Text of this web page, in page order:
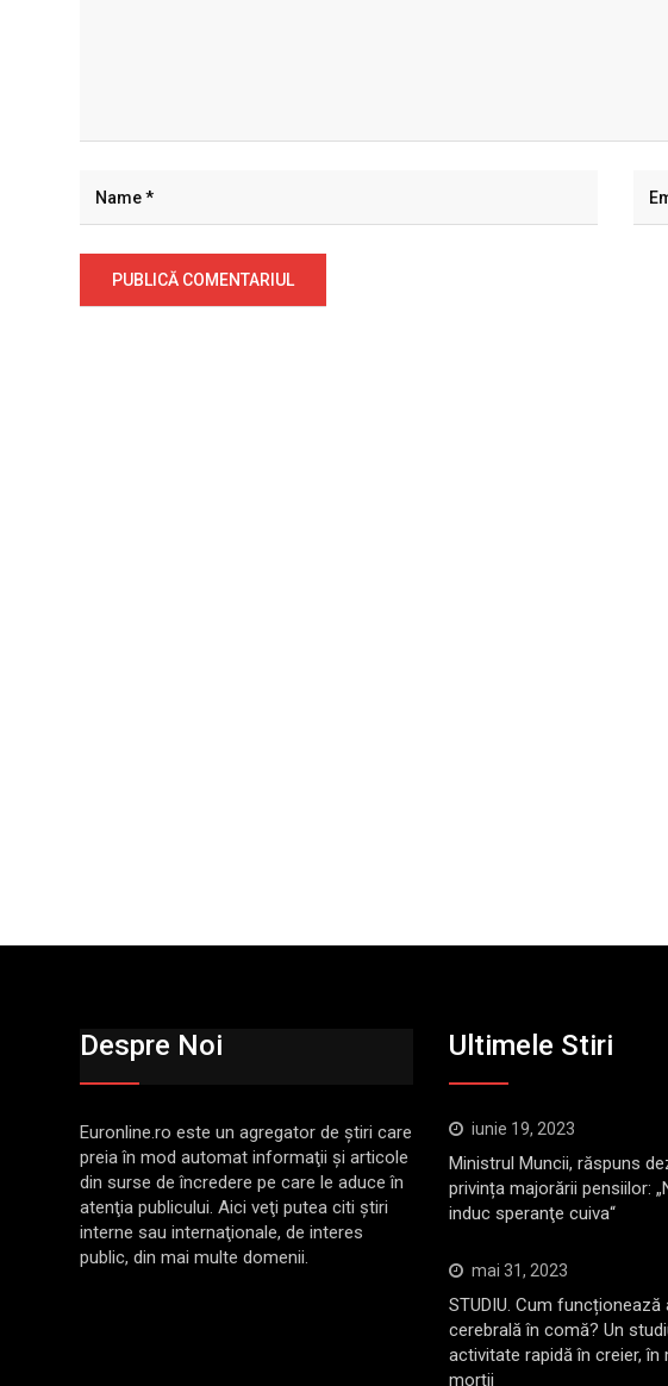
Despre Noi
Euronline.ro este un agregator de ştiri care
preia în mod automat informaţii şi articole
din surse de încredere pe care le aduce în
atenţia publicului. Aici veţi putea citi ştiri
interne sau internaţionale, de interes
public, din mai multe domenii.
Ultimele Stiri
iunie 19, 2023
Ministrul Muncii, răspuns
privința majorării pensiilor:
induc speranţe cuiva“
mai 31, 2023
STUDIU. Cum
cerebrală în comă? Un
activitate rapidă în creier, în
morții